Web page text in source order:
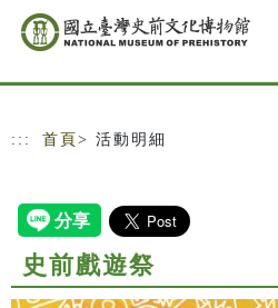
跳到主要內容
網站導覽
::: 首頁 > 活動明細
史前戲遊祭